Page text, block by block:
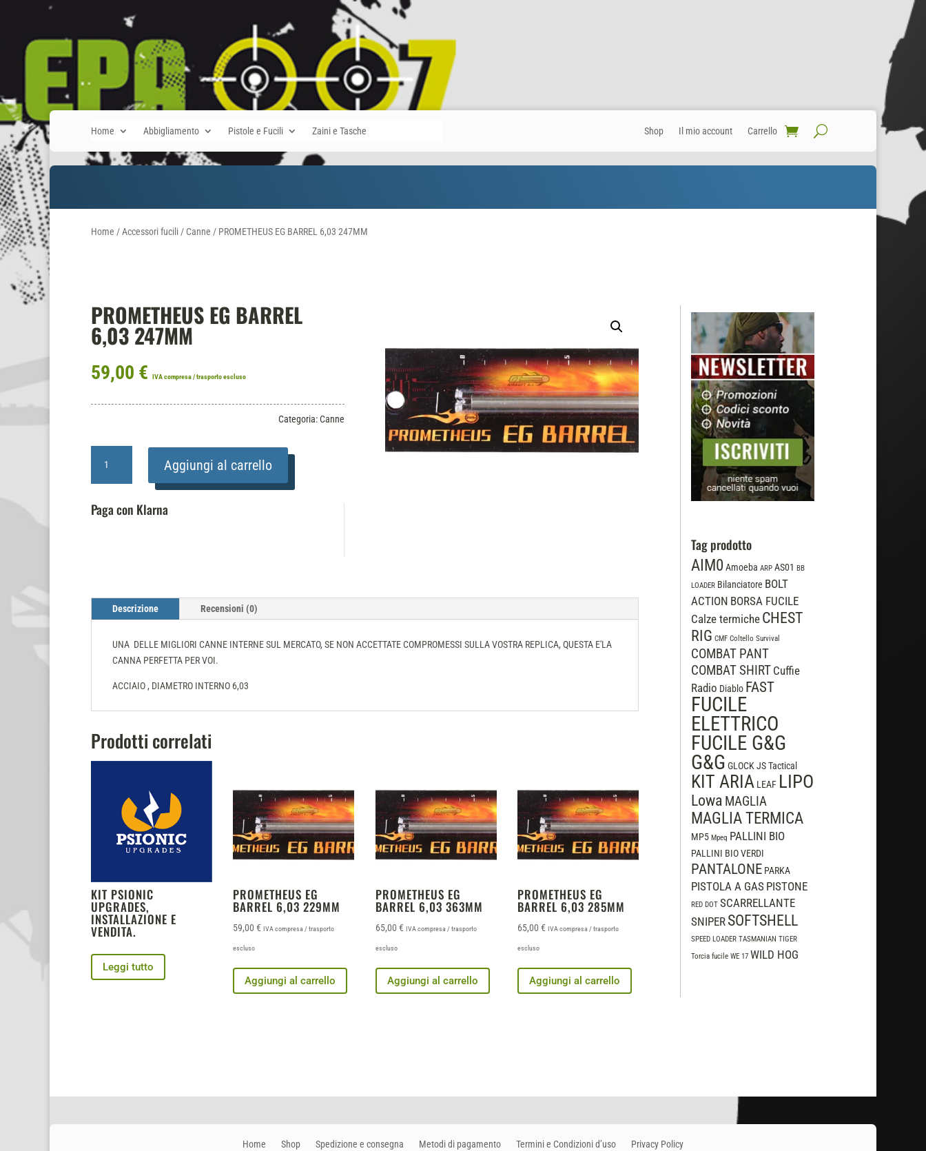
Home Abbigliamento Pistole e Fucili Zaini e Tasche Shop Il mio account Carrello
Home /Accessori fucili / Canne / PROMETHEUS EG BARREL 6,03 247MM
PROMETHEUS EG BARREL
6,03 247MM
59,00 € IVA compresa / trasporto escluso
Categoria:Canne
BARREL
247MM
Aggiungi al carrello
Paga con Klarna
Descrizione Recensioni (0)
UNA DELLE MIGLIORI CANNE INTERNE SUL MERCATO, SE NON ACCETTATE COMPROMESSI SULLA VOSTRA REPLICA, QUESTA E'LA
CANNA PERFETTA PER VOI.
ACCIAIO , DIAMETRO INTERNO 6,03
Prodotti correlati
KIT PSIONIC
UPGRADES,
INSTALLAZIONE E
VENDITA.
Leggi tutto
PROMETHEUS EG
BARREL 6,03 229MM
59,00€ IVA compresa / trasporto
escluso
Aggiungi al carrello
PROMETHEUS EG
BARREL 6,03 363MM
65,00 € IVA compresa / trasporto
escluso
Aggiungi al carrello
PROMETHEUS EG
BARREL 6,03 285MM
65,00 € IVA compresa / trasporto
escluso
Aggiungi al carrello
Tag prodotto
AIM0 Amoeba ARP AS01 BB
LOADER Bilanciatore BOLT
ACTION BORSA FUCILE
Calze termiche CHEST
RIG CMF Coltello Survival
COMBAT PANT
COMBAT SHIRT Cuffie
Radio Diablo FAST
FUCILE
ELETTRICO
FUCILE G&G
G&G GLOCK JS Tactical
KIT ARIA LEAF LIPO
Lowa MAGLIA
MAGLIA TERMICA
MP5 Mpeq PALLINI BIO
PALLINI BIO VERDI
PANTALONE PARKA
PISTOLA A GAS PISTONE
RED DOT SCARRELLANTE
SNIPER SOFTSHELL
SPEED LOADER TASMANIAN TIGER
Torcia fucile WE 17 WILD HOG
Home Shop Spedizione e consegna Metodi di pagamento Termini e Condizioni d’uso Privacy Policy